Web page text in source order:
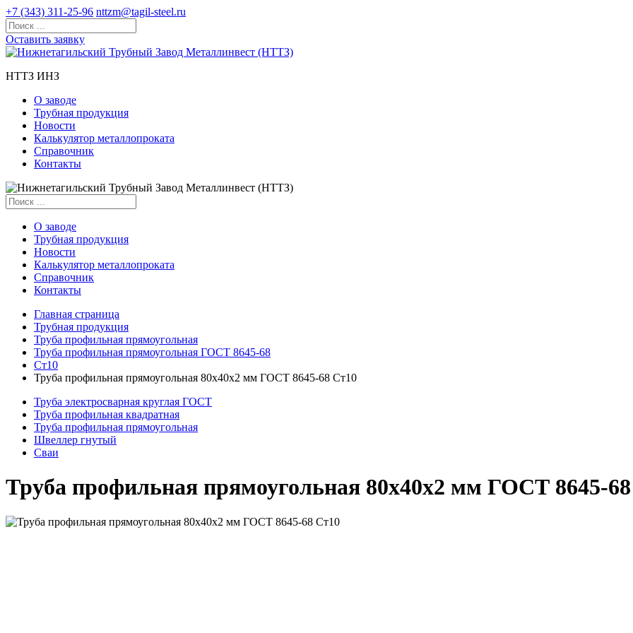
+7 (343) 311-25-96 nttzm@tagil-steel.ru
Оставить заявку
НТТЗ ИНЗ
О заводе
Трубная продукция
Новости
Калькулятор металлопроката
Справочник
Контакты
О заводе
Трубная продукция
Новости
Калькулятор металлопроката
Справочник
Контакты
Главная страница
Трубная продукция
Труба профильная прямоугольная
Труба профильная прямоугольная ГОСТ 8645-68
Ст10
Труба профильная прямоугольная 80x40x2 мм ГОСТ 8645-68 Ст10
Труба электросварная круглая ГОСТ
Труба профильная квадратная
Труба профильная прямоугольная
Швеллер гнутый
Сваи
Труба профильная прямоугольная 80x40x2 мм ГОСТ 8645-